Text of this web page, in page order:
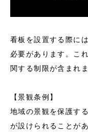
看板製作 看板デザイン
看板を設置する際に
必要があります。こ
関する制限が含まれま
【景観条例】
地域の景観を保護す
が設けられることがあ